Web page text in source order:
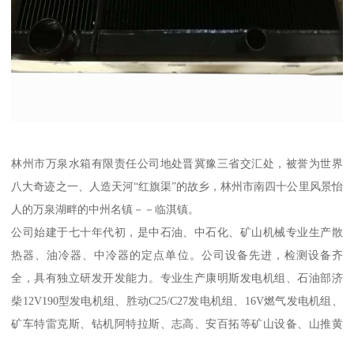
林州市万泉水箱有限责任公司地处晋冀豫三省交汇处，被誉为世界
八大奇迹之一、人造天河“红旗渠”的故乡，林州市南四十公里风景怡
人的万泉湖畔的中州名镇－－临淇镇。
公司始建于七十年代初，是中石油、中石化、矿山机械专业生产散
热器、油冷器、中冷器的定点单位。公司设备先进，检测设备齐
全，具有独立研发开发能力。专业生产康明斯发电机组、石油部济
柴12V190型发电机组、胜动C25/C27发电机组、16V燃气发电机组、
矿车特雷克斯、钻机阿特拉斯、志高、安百拓等矿山设备、山推黄